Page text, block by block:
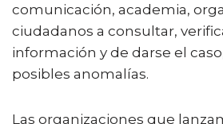
comunicación, academia,
ciudadanos a consultar,
información y de darse el
posibles anomalías.
Las organizaciones que